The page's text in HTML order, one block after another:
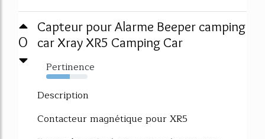
0
Capteur pour Alarme Beeper camping
car Xray XR5 Camping Car
Pertinence
57%
Description
Contacteur magnétique pour XR5